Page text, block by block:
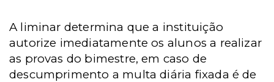
A liminar determina que a instituição
autorize imediatamente os alunos a realizar
as provas do bimestre, em caso de
descumprimento a multa diária fixada é de